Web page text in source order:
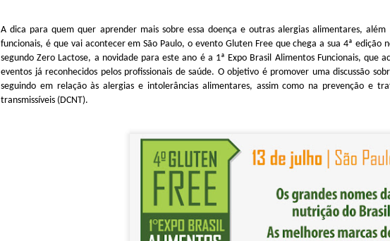
A dica para quem quer aprender mais sobre essa doença e outras alergias alimentares,
funcionais, é que vai acontecer em São Paulo, o evento Gluten Free que chega a sua 4ª edição
segundo Zero Lactose, a novidade para este ano é a 1ª Expo Brasil Alimentos Funcionais, que
eventos já reconhecidos pelos profissionais de saúde. O objetivo é promover uma discussão
seguindo em relação às alergias e intolerâncias alimentares, assim como na prevenção e
transmissíveis (DCNT).
pesquisadora Denise Rohnelt Araujo (RR), e da dra. Camila Landi da Universidade
chef confeiteira Giuliana Cupini (SP), que também apresentou um workshop
neuroconfeitaria; a chef Angelica Vitali (SP), referência no Brasil de cozinha
mesa com degustação com diversos produtos da mandioca e jambu das marcas
jujubas de cupuaçu da Yu’ PrimaVera de Roraima.